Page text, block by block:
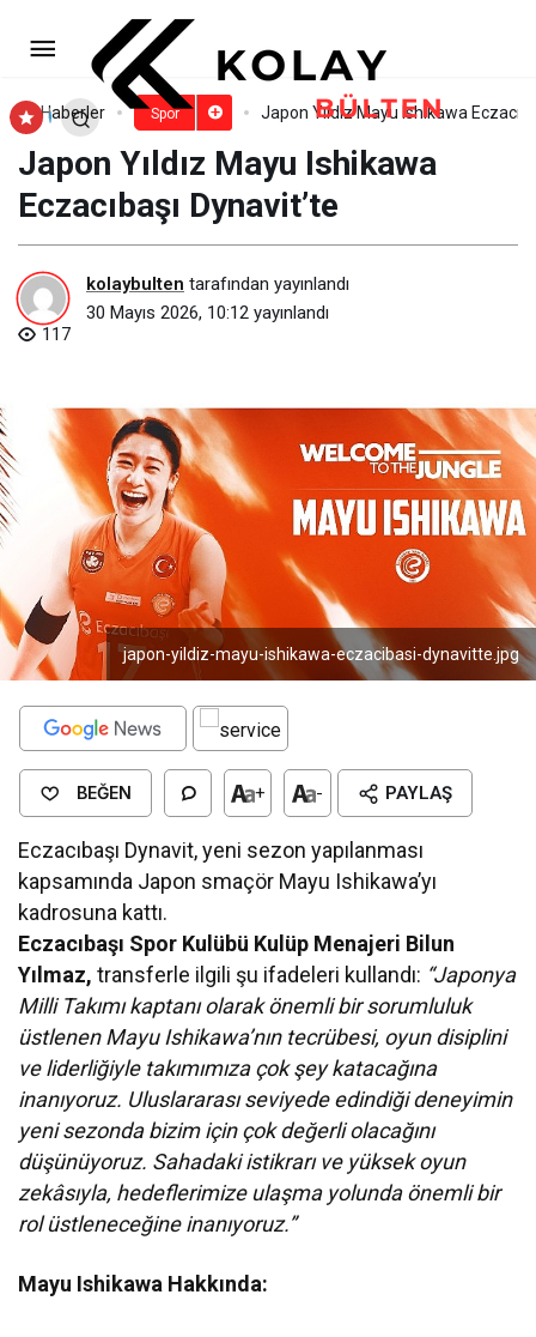
Haberler Spor Japon Yıldız Mayu Ishikawa
Japon Yıldız Mayu Ishikawa
Eczacıbaşı Dynavit’te
kolaybulten tarafından yayınlandı
30 Mayıs 2026, 10:12 yayınlandı
117
japon-yildiz-mayu-ishikawa-eczacibasi-dynavitte.jpg
BEĞEN + - PAYLAŞ
Eczacıbaşı Dynavit, yeni sezon yapılanması
kapsamında Japon smaçör Mayu Ishikawa’yı
kadrosuna kattı.
Eczacıbaşı Spor Kulübü Kulüp Menajeri Bilun
Yılmaz, transferle ilgili şu ifadeleri kullandı: “Japonya
Milli Takımı kaptanı olarak önemli bir sorumluluk
üstlenen Mayu Ishikawa’nın tecrübesi, oyun disiplini
ve liderliğiyle takımımıza çok şey katacağına
inanıyoruz. Uluslararası seviyede edindiği deneyimin
yeni sezonda bizim için çok değerli olacağını
düşünüyoruz. Sahadaki istikrarı ve yüksek oyun
zekâsıyla, hedeflerimize ulaşma yolunda önemli bir
rol üstleneceğine inanıyoruz.”
Mayu Ishikawa Hakkında:
Sporun ritmi İzmit’in kalbinde
atıyorYorum Yap Paylaş